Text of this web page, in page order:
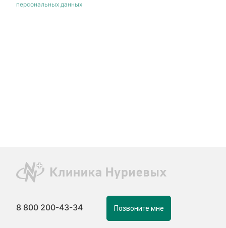
персональных данных
8 800 200-43-34 Позвоните мне